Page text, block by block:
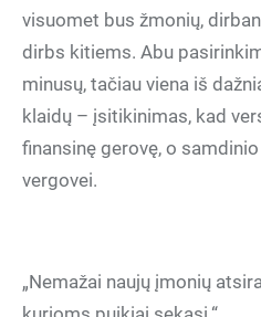
visuomet bus žmonių,
dirbs kitiems. Abu
minusų, tačiau viena iš
klaidų – įsitikinimas, kad
finansinę gerovę, o
vergovei.
„Nemažai naujų įmonių